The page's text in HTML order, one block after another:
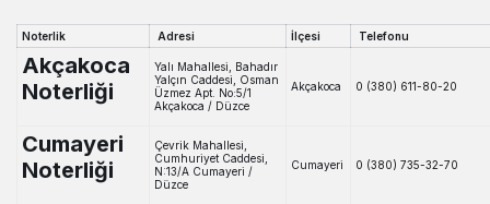
Noterlik Adresi İlçesi Telefonu
Akçakoca
Noterliği
Yalı Mahallesi, Bahadır
Yalçın Caddesi, Osman
Üzmez Apt. No:5/1
Akçakoca / Düzce
Akçakoca 0 (380) 611-80-20
Cumayeri
Noterliği
Çevrik Mahallesi,
Cumhuriyet Caddesi,
N:13/A Cumayeri /
Düzce
Cumayeri 0 (380) 735-32-70